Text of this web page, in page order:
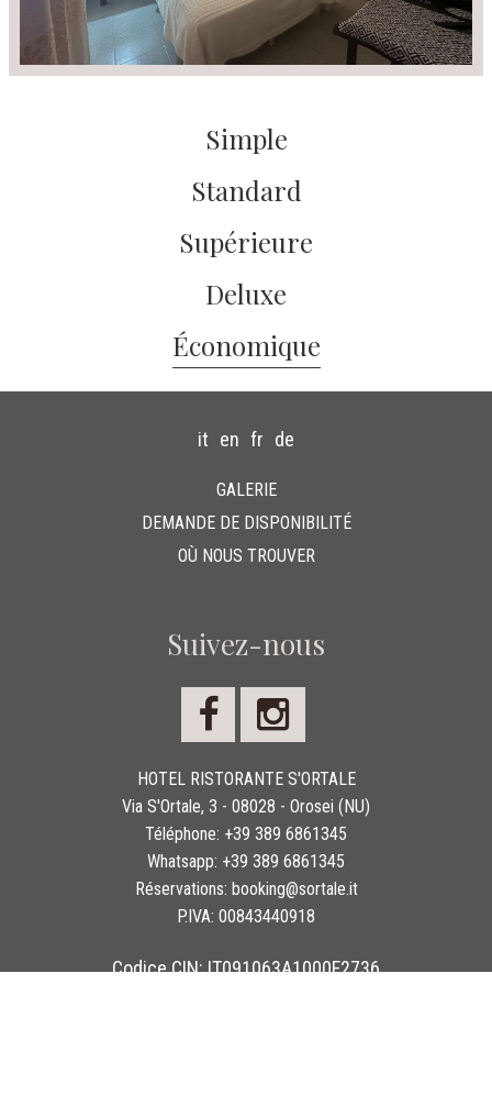
Simple
Standard
Supérieure
Deluxe
Économique
it en fr de
GALERIE
DEMANDE DE DISPONIBILITÉ
OÙ NOUS TROUVER
Suivez-nous
HOTEL RISTORANTE S'ORTALE
Via S'Ortale, 3 - 08028 - Orosei (NU)
Téléphone: +39 389 6861345
Whatsapp: +39 389 6861345
Réservations: booking@sortale.it
P.IVA: 00843440918
Codice CIN: IT091063A1000F2736